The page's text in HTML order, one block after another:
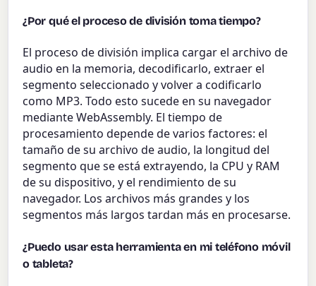
¿Por qué el proceso de división toma tiempo?
El proceso de división implica cargar el archivo de
audio en la memoria, decodificarlo, extraer el
segmento seleccionado y volver a codificarlo
como MP3. Todo esto sucede en su navegador
mediante WebAssembly. El tiempo de
procesamiento depende de varios factores: el
tamaño de su archivo de audio, la longitud del
segmento que se está extrayendo, la CPU y RAM
de su dispositivo, y el rendimiento de su
navegador. Los archivos más grandes y los
segmentos más largos tardan más en procesarse.
¿Puedo usar esta herramienta en mi teléfono móvil
o tableta?